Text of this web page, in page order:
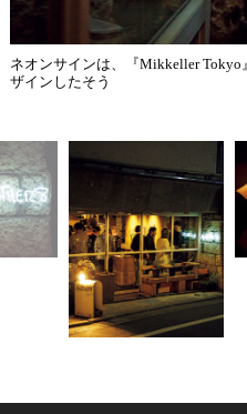
ネオンサインは、『Mikkeller
ザインしたそう